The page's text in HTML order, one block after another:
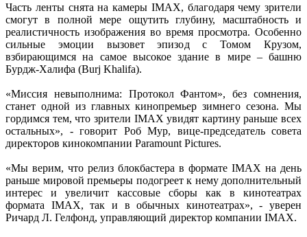
Часть ленты снята на камеры IMAX, благодаря чему зрители
смогут в полной мере ощутить глубину, масштабность и
реалистичность изображения во время просмотра. Особенно
сильные эмоции вызовет эпизод с Томом Крузом,
взбирающимся на самое высокое здание в мире – башню
Бурдж-Халифа (Burj Khalifa).
«Миссия невыполнима: Протокол Фантом», без сомнения,
станет одной из главных кинопремьер зимнего сезона. Мы
гордимся тем, что зрители IMAX увидят картину раньше всех
остальных», - говорит Роб Мур, вице-председатель совета
директоров кинокомпании Paramount Pictures.
«Мы верим, что релиз блокбастера в формате IMAX на день
раньше мировой премьеры подогреет к нему дополнительный
интерес и увеличит кассовые сборы как в кинотеатрах
формата IMAX, так и в обычных кинотеатрах», - уверен
Ричард Л. Гелфонд, управляющий директор компании IMAX.